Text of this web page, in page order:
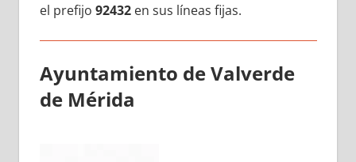
el prefijo 92432en sus líneas fijas.
Ayuntamiento dе Valverde
dе Mérida